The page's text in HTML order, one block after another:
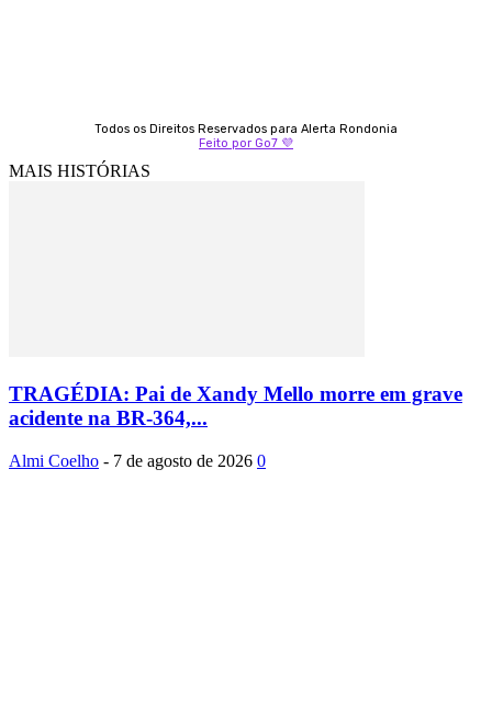
Todos os Direitos Reservados para Alerta Rondonia
Feito por Go7 💜
MAIS HISTÓRIAS
TRAGÉDIA: Pai de Xandy Mello morre em grave
acidente na BR-364,...
Almi Coelho - 7 de agosto de 2026 0